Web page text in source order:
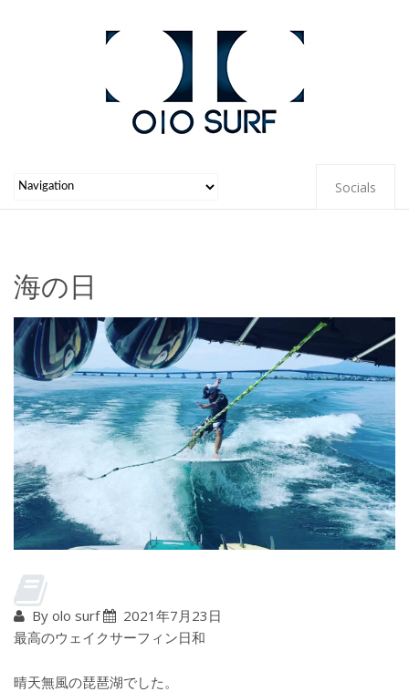
Socials
海の日
By olo surf
2021年7月23日
最高のウェイクサーフィン日和
晴天無風の琵琶湖でした。